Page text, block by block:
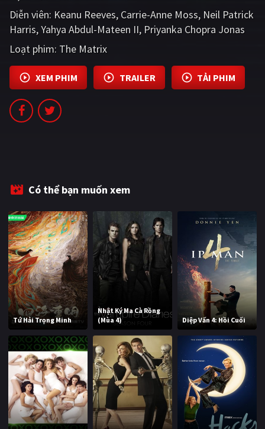
PHIM MỚI
PHIM BỘ
PHIM LẺ
PHIM CHIẾU RẠP
TUYỂN TẬP PHIM
Diễn viên: Keanu Reeves Carrie-Anne Moss Neil Patrick
Harris Yahya Abdul-Mateen II Priyanka Chopra Jonas
Loạt phim: The Matrix
XEM PHIM TRAILER TẢI PHIM
Có thể bạn muốn xem
Tứ Hải Trọng Minh
Nhật Ký Ma Cà Rồng
(Mùa 4)
Diệp Vấn 4: Hồi Cuối